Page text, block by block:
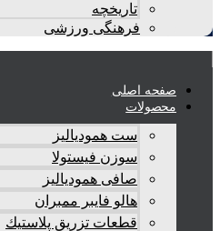
تاريخچه
فرهنگی ورزشی
صفحه اصلی
محصولات
ست همودیالیز
سوزن فیستولا
صافی همودیالیز
هالو فایبر ممبران
قطعات تزريق پلاستيك